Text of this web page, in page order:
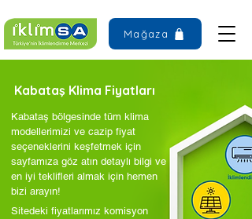
Mağaza
Kabataş Klima Fiyatları
Kabataş bölgesinde tüm klima
modellerimizi ve cazip fiyat
seçeneklerini keşfetmek için
sayfamıza göz atın detaylı bilgi ve
en iyi teklifleri almak için hemen
bizi arayın!
Sitedeki fiyatlarımız komisyon